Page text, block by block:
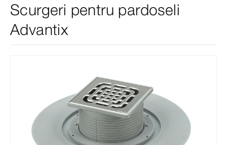
Scurgeri pentru pardoseli
Advantix